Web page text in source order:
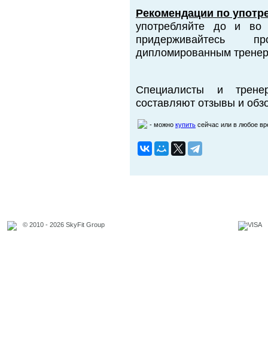
Рекомендации по
употребляйте до и во
придерживайтесь
дипломированным
Специалисты и
составляют отзывы и
- можно купить сейчас или в любое
© 2010 - 2026 SkyFit Group